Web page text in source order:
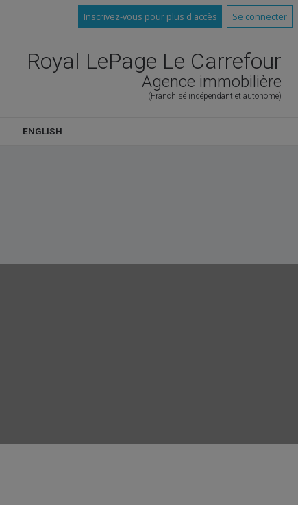
Inscrivez-vous pour plus d'accès Se connecter
Royal LePage Le Carrefour
Agence immobilière
(Franchisé indépendant et autonome)
ENGLISH